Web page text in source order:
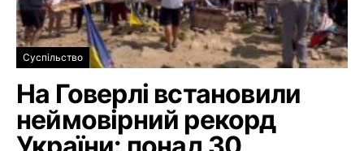
Суспільство
На Говерлі встановили
неймовірний рекорд